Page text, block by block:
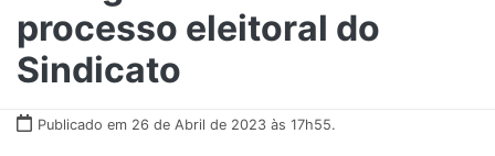
processo eleitoral do
Sindicato
Publicado em 26 de Abril de 2023 às 17h55.